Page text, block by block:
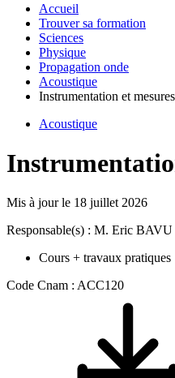
Accueil
Trouver sa formation
Sciences
Physique
Propagation onde
Acoustique
Instrumentation et mesures
Acoustique
Mis à jour le 18 juillet 2026
Responsable(s) : M. Eric BAVU
Cours + travaux pratiques
Code Cnam : ACC120